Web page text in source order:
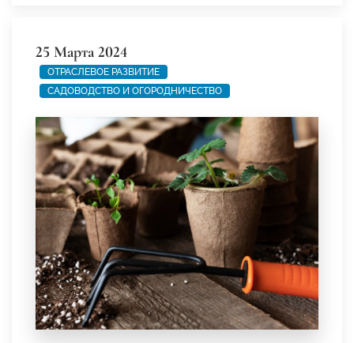
25 Марта 2024
ОТРАСЛЕВОЕ РАЗВИТИЕ
САДОВОДСТВО И ОГОРОДНИЧЕСТВО